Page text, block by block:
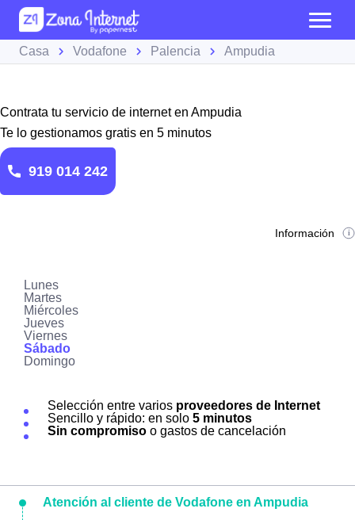
Casa Vodafone Palencia Ampudia
Contrata tu servicio de internet en Ampudia
Te lo gestionamos gratis en 5 minutos
919 014 242
Información
Lunes
Martes
Miércoles
Jueves
Viernes
Sábado
Domingo
Selección entre varios proveedores de Internet
Sencillo y rápido: en solo 5 minutos
Sin compromiso o gastos de cancelación
Atención al cliente de Vodafone en Ampudia